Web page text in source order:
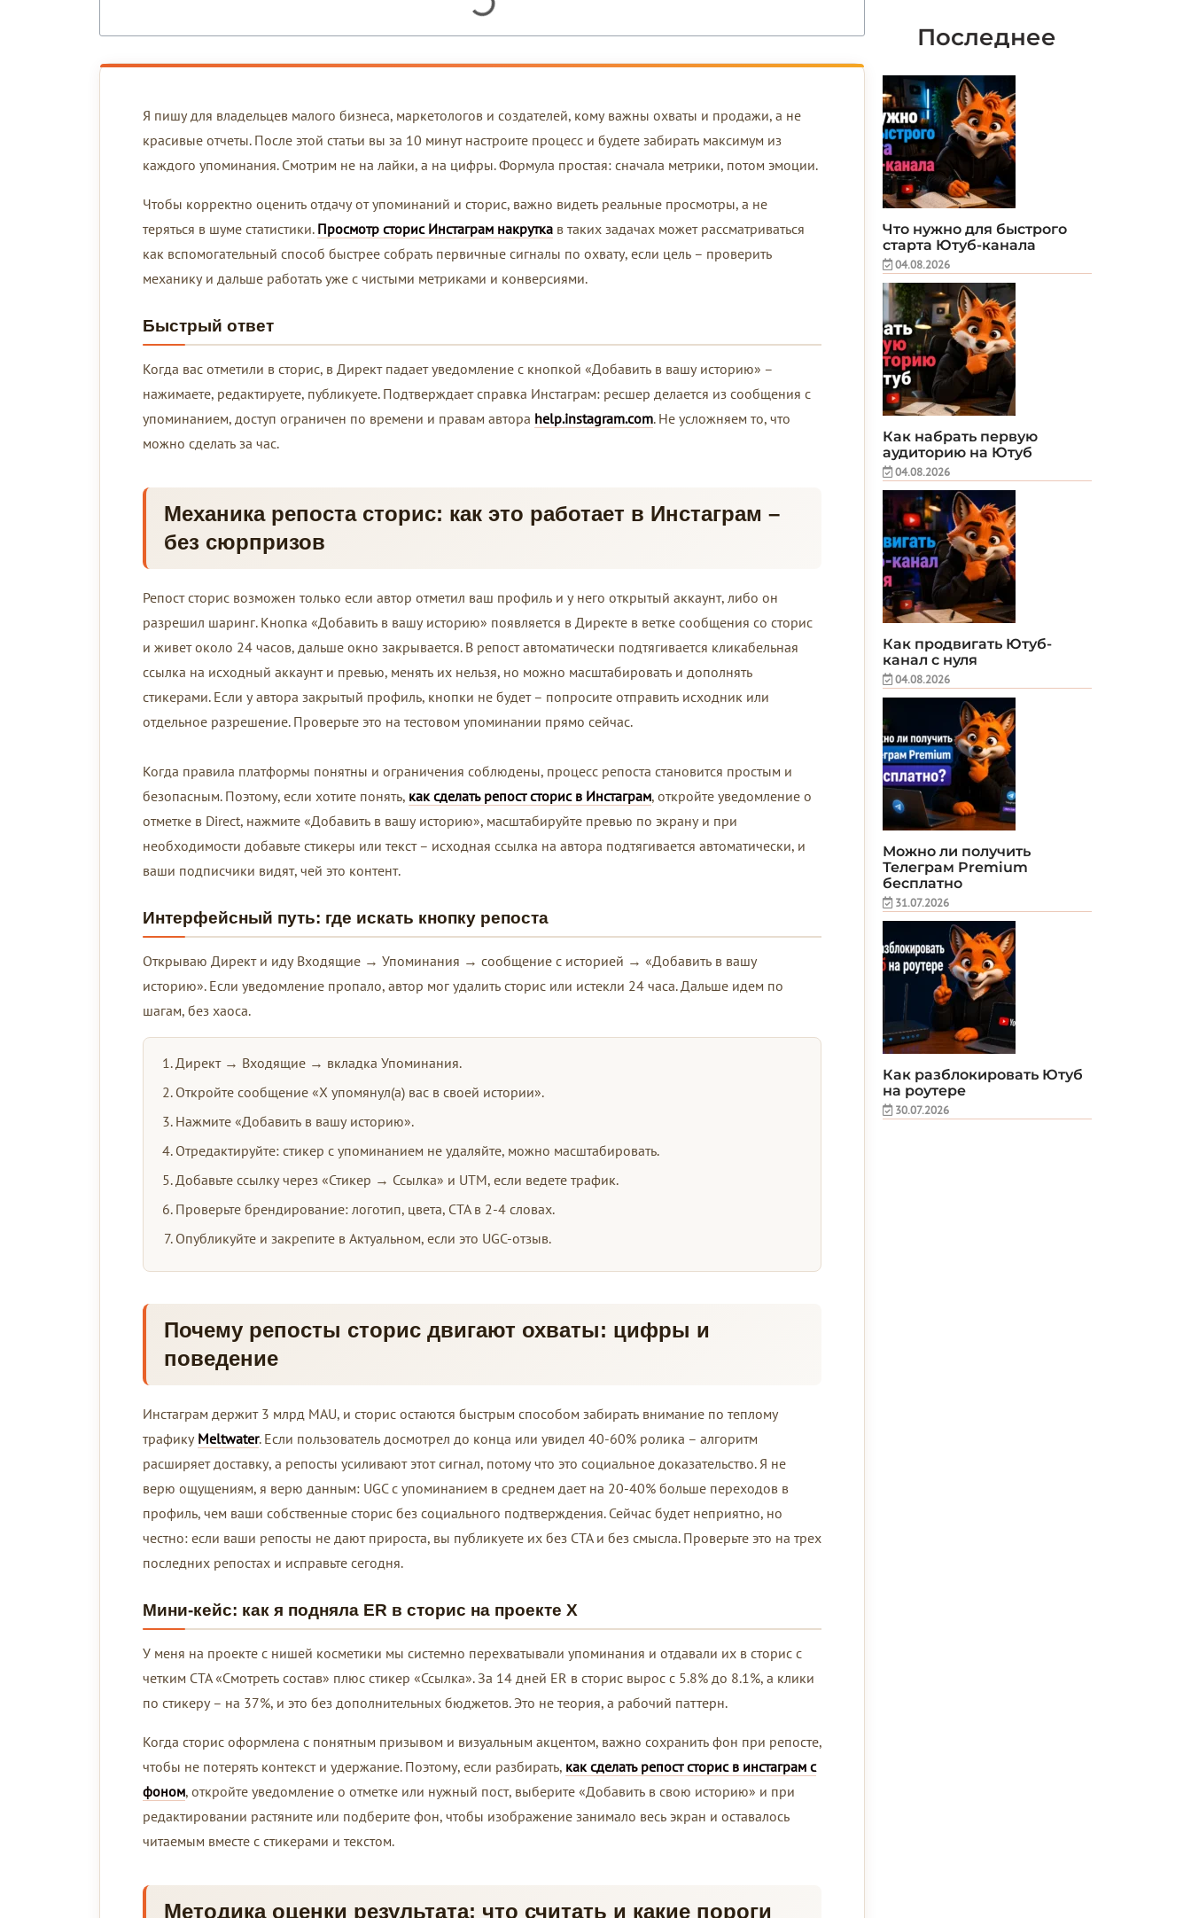
Я пишу для владельцев малого бизнеса, маркетологов и создателей, кому важны охваты и продажи, а не
красивые отчеты. После этой статьи вы за 10 минут настроите процесс и будете забирать максимум из
каждого упоминания. Смотрим не на лайки, а на цифры. Формула простая: сначала метрики, потом эмоции.
Чтобы корректно оценить отдачу от упоминаний и сторис, важно видеть реальные просмотры, а не
теряться в шуме статистики. Просмотр сторис Инстаграм накрутка в таких задачах может рассматриваться
как вспомогательный способ быстрее собрать первичные сигналы по охвату, если цель – проверить
механику и дальше работать уже с чистыми метриками и конверсиями.
Быстрый ответ
Когда вас отметили в сторис, в Директ падает уведомление с кнопкой «Добавить в вашу историю» –
нажимаете, редактируете, публикуете. Подтверждает справка Инстаграм: ресшер делается из сообщения с
упоминанием, доступ ограничен по времени и правам автора help.instagram.com. Не усложняем то, что
можно сделать за час.
Механика репоста сторис: как это работает в Инстаграм –
без сюрпризов
Репост сторис возможен только если автор отметил ваш профиль и у него открытый аккаунт, либо он
разрешил шаринг. Кнопка «Добавить в вашу историю» появляется в Директе в ветке сообщения со сторис
и живет около 24 часов, дальше окно закрывается. В репост автоматически подтягивается кликабельная
ссылка на исходный аккаунт и превью, менять их нельзя, но можно масштабировать и дополнять
стикерами. Если у автора закрытый профиль, кнопки не будет – попросите отправить исходник или
отдельное разрешение. Проверьте это на тестовом упоминании прямо сейчас.
Когда правила платформы понятны и ограничения соблюдены, процесс репоста становится простым и
безопасным. Поэтому, если хотите понять, как сделать репост сторис в Инстаграм, откройте уведомление о
отметке в Direct, нажмите «Добавить в вашу историю», масштабируйте превью по экрану и при
необходимости добавьте стикеры или текст – исходная ссылка на автора подтягивается автоматически, и
ваши подписчики видят, чей это контент.
Интерфейсный путь: где искать кнопку репоста
Открываю Директ и иду Входящие → Упоминания → сообщение с историей → «Добавить в вашу
историю». Если уведомление пропало, автор мог удалить сторис или истекли 24 часа. Дальше идем по
шагам, без хаоса.
Директ → Входящие → вкладка Упоминания.
Откройте сообщение «X упомянул(а) вас в своей истории».
Нажмите «Добавить в вашу историю».
Отредактируйте: стикер с упоминанием не удаляйте, можно масштабировать.
Добавьте ссылку через «Стикер → Ссылка» и UTM, если ведете трафик.
Проверьте брендирование: логотип, цвета, CTA в 2-4 словах.
Опубликуйте и закрепите в Актуальном, если это UGC-отзыв.
Почему репосты сторис двигают охваты: цифры и
поведение
Инстаграм держит 3 млрд MAU, и сторис остаются быстрым способом забирать внимание по теплому
трафику Meltwater. Если пользователь досмотрел до конца или увидел 40-60% ролика – алгоритм
расширяет доставку, а репосты усиливают этот сигнал, потому что это социальное доказательство. Я не
верю ощущениям, я верю данным: UGC с упоминанием в среднем дает на 20-40% больше переходов в
профиль, чем ваши собственные сторис без социального подтверждения. Сейчас будет неприятно, но
честно: если ваши репосты не дают прироста, вы публикуете их без CTA и без смысла. Проверьте это на трех
последних репостах и исправьте сегодня.
Мини-кейс: как я подняла ER в сторис на проекте Х
У меня на проекте с нишей косметики мы системно перехватывали упоминания и отдавали их в сторис с
четким CTA «Смотреть состав» плюс стикер «Ссылка». За 14 дней ER в сторис вырос с 5.8% до 8.1%, а клики
по стикеру – на 37%, и это без дополнительных бюджетов. Это не теория, а рабочий паттерн.
Когда сторис оформлена с понятным призывом и визуальным акцентом, важно сохранить фон при репосте,
чтобы не потерять контекст и удержание. Поэтому, если разбирать, как сделать репост сторис в инстаграм с
фоном, откройте уведомление о отметке или нужный пост, выберите «Добавить в свою историю» и при
редактировании растяните или подберите фон, чтобы изображение занимало весь экран и оставалось
читаемым вместе с стикерами и текстом.
Методика оценки результата: что считать и какие пороги
Последнее
Что нужно для быстрого
старта Ютуб-канала
04.08.2026
Как набрать первую
аудиторию на Ютуб
04.08.2026
Как продвигать Ютуб-
канал с нуля
04.08.2026
Можно ли получить
Телеграм Premium
бесплатно
31.07.2026
Как разблокировать Ютуб
на роутере
30.07.2026